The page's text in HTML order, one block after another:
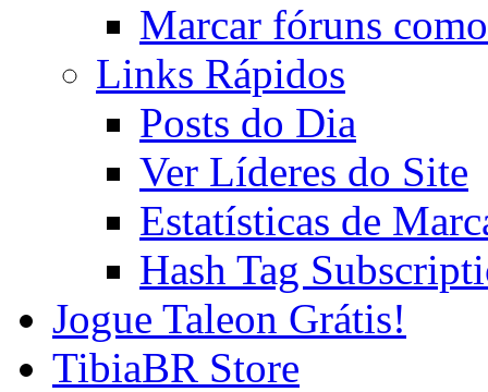
Marcar fóruns
Links Rápidos
Posts do Dia
Ver Líderes do Site
Estatísticas de
Hash Tag
Jogue Taleon Grátis!
TibiaBR Store